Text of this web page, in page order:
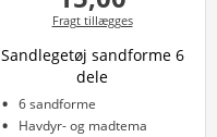
Fragt tillægges
Sandlegetøj sandforme 6
dele
6 sandforme
Havdyr- og madtema